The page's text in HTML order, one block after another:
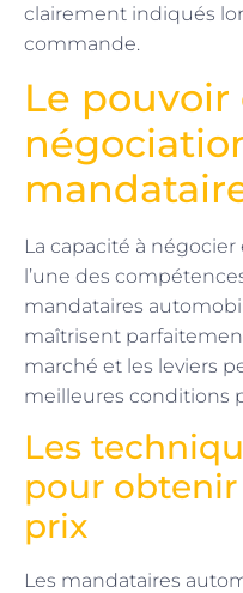
clairement indiqués
commande.
Le pouvoir
La capacité à
l’une des
mandataires
maîtrisent
marché et les leviers
meilleures conditions
Les
pour
prix
Les mandataires